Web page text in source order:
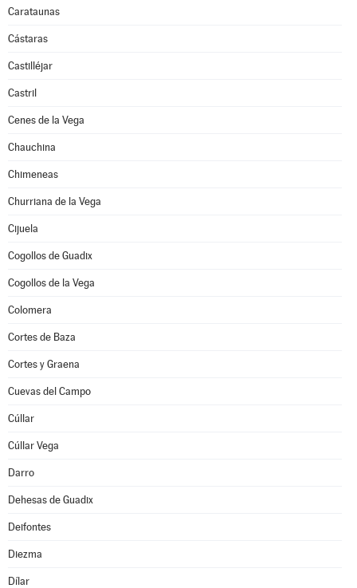
Carataunas
Cástaras
Castilléjar
Castril
Cenes de la Vega
Chauchina
Chimeneas
Churriana de la Vega
Cijuela
Cogollos de Guadix
Cogollos de la Vega
Colomera
Cortes de Baza
Cortes y Graena
Cuevas del Campo
Cúllar
Cúllar Vega
Darro
Dehesas de Guadix
Deifontes
Diezma
Dílar